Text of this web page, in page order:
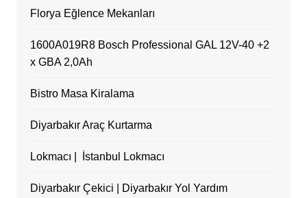
Florya Eğlence Mekanları
1600A019R8 Bosch Professional GAL 12V-40 +2
x GBA 2,0Ah
Bistro Masa Kiralama
Diyarbakır Araç Kurtarma
Lokmacı | İstanbul Lokmacı
Diyarbakır Çekici | Diyarbakır Yol Yardım